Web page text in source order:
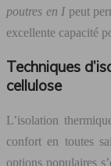
poutres en Ipeut
excellente capacité
Techniques
cellulose
L’isolation
confort en toutes
options populaires